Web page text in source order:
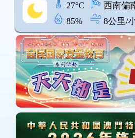
27°C
西南偏
85%
8公里/